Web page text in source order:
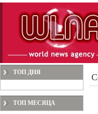
ТОП ДНЯ
ТОП МЕСЯЦА